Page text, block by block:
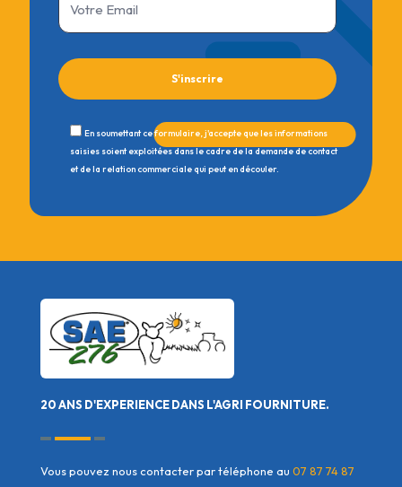
En soumettant ce formulaire, j'accepte que les informations
saisies soient exploitées dans le cadre de la demande de contact
et de la relation commerciale qui peut en découler.
20 ANS D'EXPERIENCE DANS L'AGRI FOURNITURE.
Vous pouvez nous contacter par téléphone au 07 87 74 87